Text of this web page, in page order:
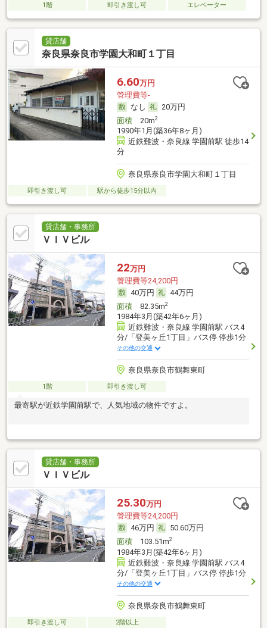
1階 即引き渡し可 エレベーター
貸店舗
奈良県奈良市学園大和町１丁目
6.60万円
管理費等-
なし
20万円
面積20m2
1990年1月(築36年8ヶ月)
近鉄難波・奈良線 学園前駅 徒歩14
分
奈良県奈良市学園大和町１丁目
即引き渡し可 駅から徒歩15分以内
貸店舗・事務所
ＶＩＶビル
22万円
管理費等24,200円
40万円
44万円
面積82.35m2
1984年3月(築42年6ヶ月)
近鉄難波・奈良線 学園前駅 バス4
分/「登美ヶ丘1丁目」バス停 停歩1分
その他の交通
奈良県奈良市鶴舞東町
1階 即引き渡し可
最寄駅が近鉄学園前駅で、人気地域の物件ですよ。
貸店舗・事務所
ＶＩＶビル
25.30万円
管理費等24,200円
46万円
50.60万円
面積103.51m2
1984年3月(築42年6ヶ月)
近鉄難波・奈良線 学園前駅 バス4
分/「登美ヶ丘1丁目」バス停 停歩1分
その他の交通
奈良県奈良市鶴舞東町
即引き渡し可 2階以上